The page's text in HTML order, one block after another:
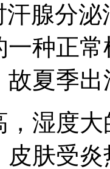
腺分泌
种正
夏季出
湿度
肤受